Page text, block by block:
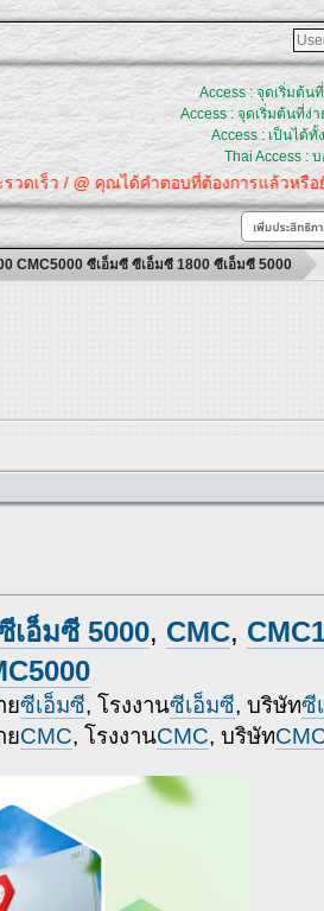
Access : จุดเริ่มต้น
Access : จุดเริ่มต้นที่ง่
Access : เป็นได้
Thai Access :
@ คุณได้คำตอบที่ต้องการแล้วหรือยัง? กลับ
CMC5000 ซีเอ็มซี ซีเอ็มซี 1800 ซีเอ็มซี 5000
เอ็มซี 5000, CMC,
ยซีเอ็มซี, โรงงานซีเอ็มซี, บริษัทซี
ยCMC, โรงงานCMC, บริษัท